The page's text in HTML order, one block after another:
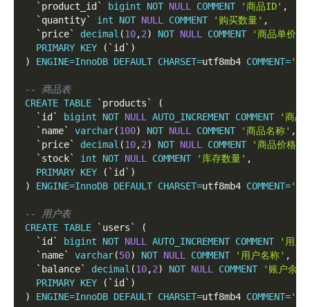
` product_id ` bigint NOT NULL COMMENT '商品ID' ,
` quantity` int NOT NULL COMMENT '购买数量' ,
` price` decimal (10,2) NOT NULL COMMENT '商品单价'
PRIMARY KEY ( ` id ` )
)
ENGINE=InnoDB DEFAULT CHARSET=utf8mb4 COMMENT='订
-- 商品表
CREATE TABLE ` products `
(
` id ` bigint NOT NULL AUTO_INCREMENT COMMENT
'商品
` name` varchar(100) NOT NULL COMMENT '商品名称' ,
` price` decimal (10,2) NOT NULL COMMENT '商品价格'
` stock` int NOT NULL COMMENT '库存数量' ,
PRIMARY KEY ( ` id ` )
)
ENGINE=InnoDB DEFAULT CHARSET=utf8mb4 COMMENT='商
-- 用户表
CREATE TABLE ` users `
(
` id ` bigint NOT NULL AUTO_INCREMENT COMMENT
'用户
` name` varchar(50) NOT NULL COMMENT '用户名称' ,
` balance` decimal (10,2) NOT NULL COMMENT
'账户余
PRIMARY KEY ( ` id ` )
)
ENGINE=InnoDB DEFAULT CHARSET=utf8mb4 COMMENT='用